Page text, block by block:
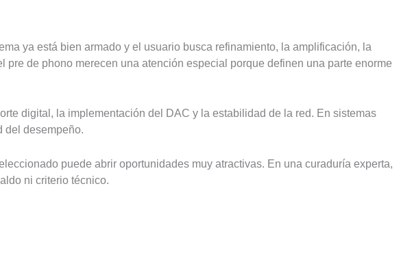
ya está bien armado y el usuario busca refinamiento, la amplificación, la
de phono merecen una atención especial porque definen una parte enorme
digital, la implementación del DAC y la estabilidad de la red. En sistemas
del desempeño.
puede abrir oportunidades muy atractivas. En una curaduría experta,
ni criterio técnico.